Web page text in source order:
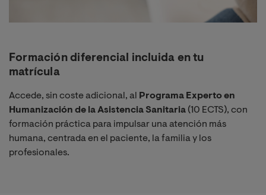
Formación diferencial incluida en tu
matrícula
Accede, sin coste adicional, al Programa Experto en
Humanización de la Asistencia Sanitaria (10 ECTS), con
formación práctica para impulsar una atención más
humana, centrada en el paciente, la familia y los
profesionales.